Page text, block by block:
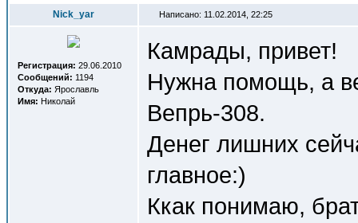
Nick_yar Написано: 11.02.2014, 22:25
Регистрация: 29.06.2010
Сообщений: 1194
Откуда: Ярославль
Имя: Николай
Камрады, привет!
Нужна помощь, а
Вепрь-308.
Денег лишних
главное:)
Ккак понимаю,